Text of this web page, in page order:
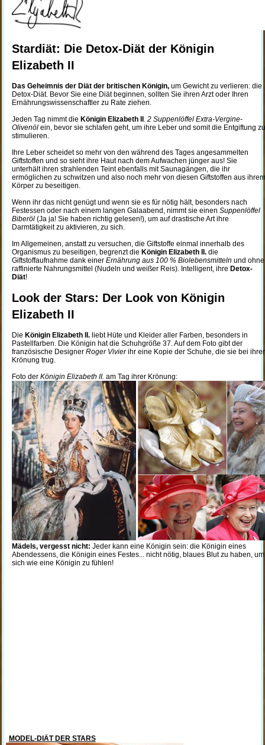
Stardiät: Die Detox-Diät der Königin
Elizabeth II
Das Geheimnis der Diät der britischen Königin,um Gewicht zu verlieren: die
Detox-Diät. Bevor Sie eine Diät beginnen, sollten Sie ihren Arzt oder Ihren
Ernährungswissenschaftler zu Rate ziehen.
Jeden Tag nimmt die Königin Elizabeth II . 2 Suppenlöffel Extra-Vergine-
Olivenölein, bevor sie schlafen geht, um ihre Leber und somit die Entgiftung zu
stimulieren.
Ihre Leber scheidet so mehr von den während des Tages angesammelten
Giftstoffen und so sieht ihre Haut nach dem Aufwachen jünger aus! Sie
unterhält ihren strahlenden Teint ebenfalls mit Saunagängen, die ihr
ermöglichen zu schwitzen und also noch mehr von diesen Giftstoffen aus ihrem
Körper zu beseitigen.
Wenn ihr das nicht genügt und wenn sie es für nötig hält, besonders nach
Festessen oder nach einem langen Galaabend, nimmt sie einen Suppenlöffel
Biberöl(Ja ja! Sie haben richtig gelesen!), um auf drastische Art ihre
Darmtätigkeit zu aktivieren, zu sich.
Im Allgemeinen, anstatt zu versuchen, die Giftstoffe einmal innerhalb des
Organismus zu beseitigen, begrenzt die Königin Elizabeth II.die
Giftstoffaufnahme dank einer Ernährung aus 100 % Biolebensmitteln und ohne
raffinierte Nahrungsmittel (Nudeln und weißer Reis). Intelligent, ihre Detox-
Diät!
Look der Stars: Der Look von Königin
Elizabeth II
Die Königin Elizabeth II.liebt Hüte und Kleider aller Farben, besonders in
Pastellfarben. Die Königin hat die Schuhgröße 37. Auf dem Foto gibt der
französische Designer Roger Vivierihr eine Kopie der Schuhe, die sie bei ihrer
Krönung trug.
Foto der Königin Elizabeth II. am Tag ihrer Krönung:
Mädels, vergesst nicht: Jeder kann eine Königin sein: die Königin eines
Abendessens, die Königin eines Festes... nicht nötig, blaues Blut zu haben, um
sich wie eine Königin zu fühlen!
MODEL-DIÄT DER STARS